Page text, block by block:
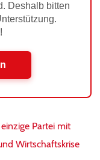
Deshalb bitten
Partei mit
Wirtschaftskrise